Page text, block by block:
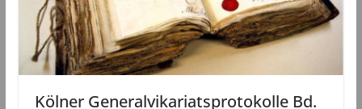
Kölner Generalvikariatsprotokolle Bd.